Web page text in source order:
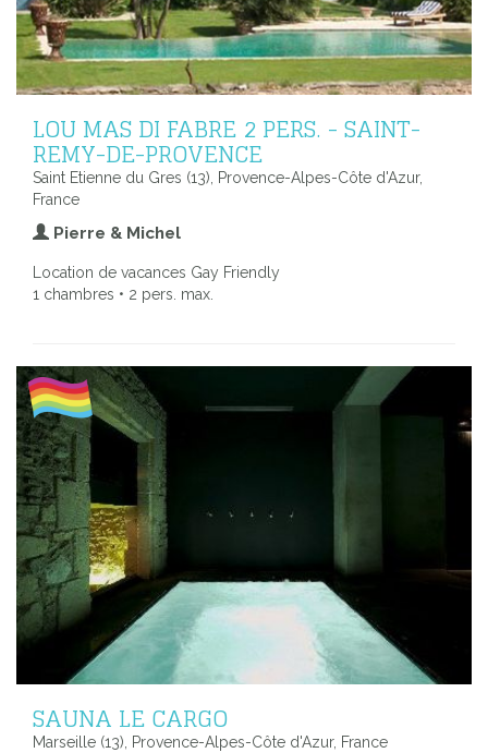
LOU MAS DI FABRE 2 PERS. - SAINT-
REMY-DE-PROVENCE
Saint Etienne du Gres (13), Provence-Alpes-Côte d'Azur,
France
Pierre & Michel
Location de vacances Gay Friendly
1 chambres • 2 pers. max.
SAUNA LE CARGO
Marseille (13), Provence-Alpes-Côte d'Azur, France